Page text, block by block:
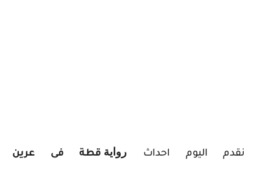
نقدم اليوم احداث ر واية قطة فى عرين